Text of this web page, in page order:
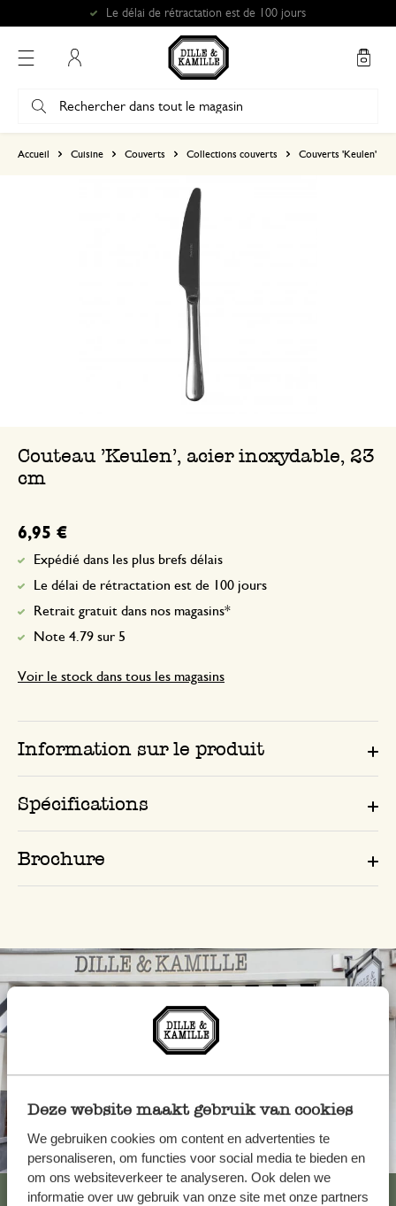
Deze website maakt gebruik van cookies
We gebruiken cookies om content en advertenties te
personaliseren, om functies voor social media te bieden en
om ons websiteverkeer te analyseren. Ook delen we
informatie over uw gebruik van onze site met onze partners
Le délai de rétractation est de 100 jours
Accueil Cuisine Couverts Collections couverts Couverts 'Keulen'
Couteau 'Keulen', acier inoxydable, 23
cm
6,95 €
Expédié dans les plus brefs délais
Le délai de rétractation est de 100 jours
Retrait gratuit dans nos magasins*
Note 4.79 sur 5
Voir le stock dans tous les magasins
Information sur le produit
Spécifications
Brochure
Toujours à proximité
Voir les 62 magasins